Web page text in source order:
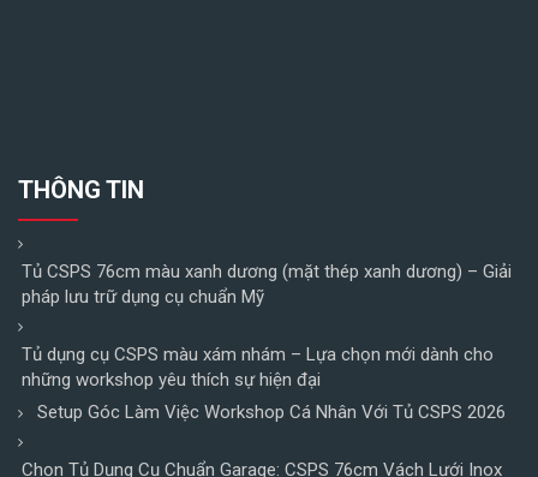
THÔNG TIN
Tủ CSPS 76cm màu xanh dương (mặt thép xanh dương) – Giải
pháp lưu trữ dụng cụ chuẩn Mỹ
Tủ dụng cụ CSPS màu xám nhám – Lựa chọn mới dành cho
những workshop yêu thích sự hiện đại
Setup Góc Làm Việc Workshop Cá Nhân Với Tủ CSPS 2026
Chọn Tủ Dụng Cụ Chuẩn Garage: CSPS 76cm Vách Lưới Inox